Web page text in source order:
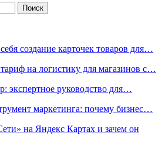
создание карточек товаров для…
на логистику для магазинов с…
экспертное руководство для…
маркетинга: почему бизнес…
на Яндекс Картах и зачем он